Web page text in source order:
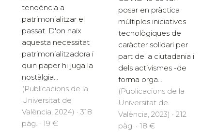
tendència a
patrimonialitzar el
passat. D'on naix
aquesta necessitat
patrimonialitzadora i
quin paper hi juga la
nostàlgia...
(Publicacions de la
Universitat de
València, 2024) · 318
pàg. · 19 €
posar en pràctica
múltiples iniciatives
tecnològiques de
caràcter solidari per
part de la ciutadania i
dels activismes -de
forma orga...
(Publicacions de la
Universitat de
València, 2023) · 212
pàg. · 18 €